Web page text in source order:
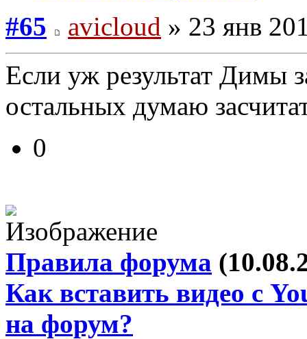
#65
avicloud » 23 янв
Если уж результат Димы
остальных думаю
0
Правила форума
Как вставить видео с
на форум?